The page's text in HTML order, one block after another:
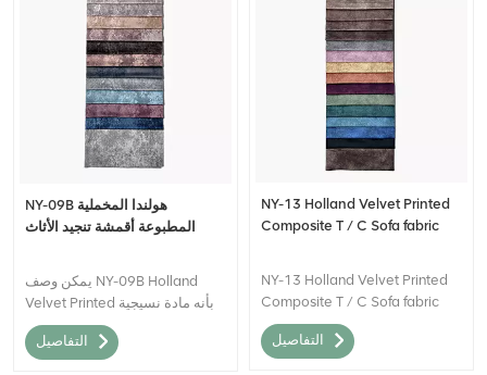
NY-09B هولندا المخملية
المطبوعة أقمشة تنجيد الأثاث
يمكن وصف NY-09B Holland
Velvet Printed بأنه مادة نسيجية
عالية الجودة تجمع بين المظهر
والمظهر الفاخر لـ Holland Velvet
التفاصيل
NY-13 Holland Velvet Printed
Composite T / C Sofa fabric
NY-13 Holland Velvet Printed
Composite T / C Sofa fabric
يمكن وصفه بأنه مادة نسيجية عالية
الجودة تجمع بين المظهر الفاخر
التفاصيل